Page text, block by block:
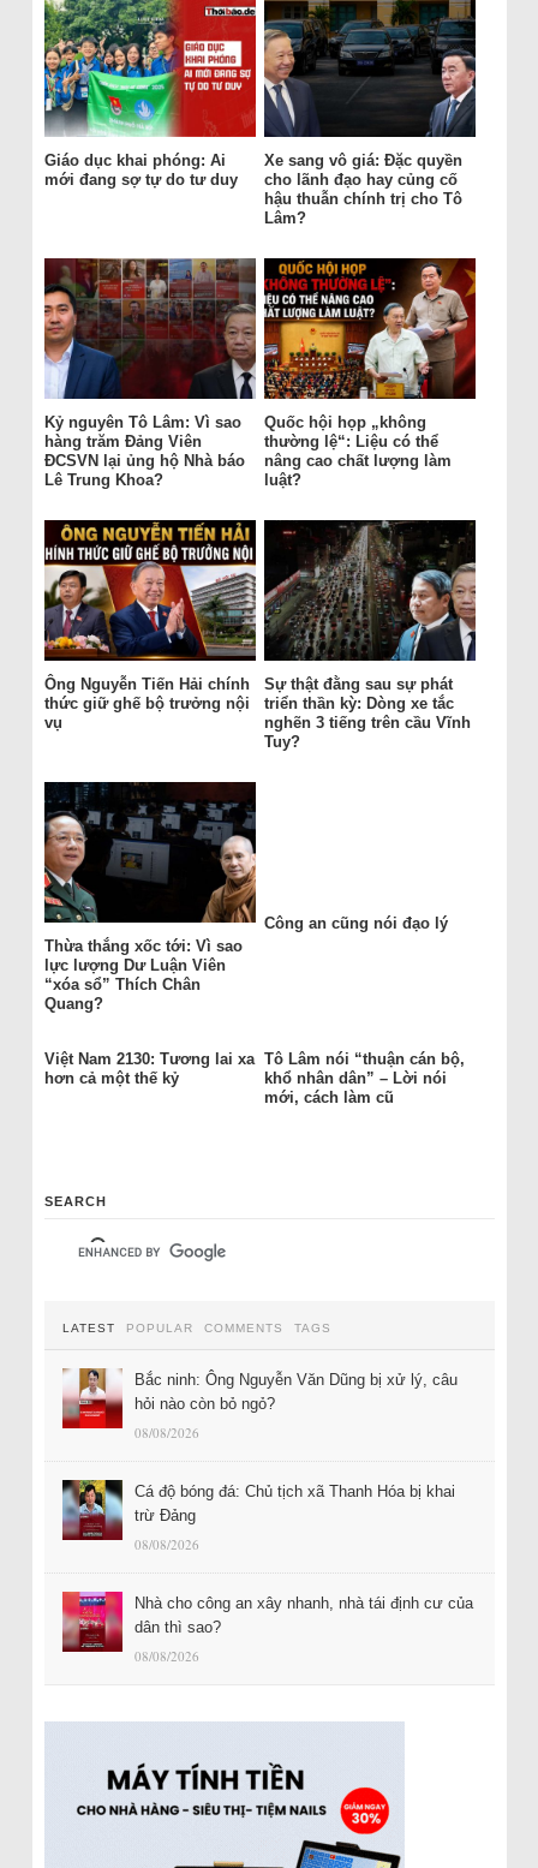
Giáo dục khai phóng: Ai
mới đang sợ tự do tư duy
Xe sang vô giá: Đặc quyền
cho lãnh đạo hay củng cố
hậu thuẫn chính trị cho Tô
Lâm?
Kỷ nguyên Tô Lâm: Vì sao
hàng trăm Đảng Viên
ĐCSVN lại ủng hộ Nhà báo
Lê Trung Khoa?
Quốc hội họp „không
thường lệ“: Liệu có thể
nâng cao chất lượng làm
luật?
Ông Nguyễn Tiến Hải chính
thức giữ ghế bộ trưởng nội
vụ
Sự thật đằng sau sự phát
triển thần kỳ: Dòng xe tắc
nghẽn 3 tiếng trên cầu Vĩnh
Tuy?
Thừa thắng xốc tới: Vì sao
lực lượng Dư Luận Viên
“xóa sổ” Thích Chân
Quang?
Công an cũng nói đạo lý
Việt Nam 2130: Tương lai xa
hơn cả một thế kỷ
Tô Lâm nói “thuận cán bộ,
khổ nhân dân” – Lời nói
mới, cách làm cũ
SEARCH
LATEST POPULAR COMMENTS TAGS
Bắc ninh: Ông Nguyễn Văn Dũng bị xử lý, câu
hỏi nào còn bỏ ngỏ?
08/08/2026
Cá độ bóng đá: Chủ tịch xã Thanh Hóa bị khai
trừ Đảng
08/08/2026
Nhà cho công an xây nhanh, nhà tái định cư của
dân thì sao?
08/08/2026